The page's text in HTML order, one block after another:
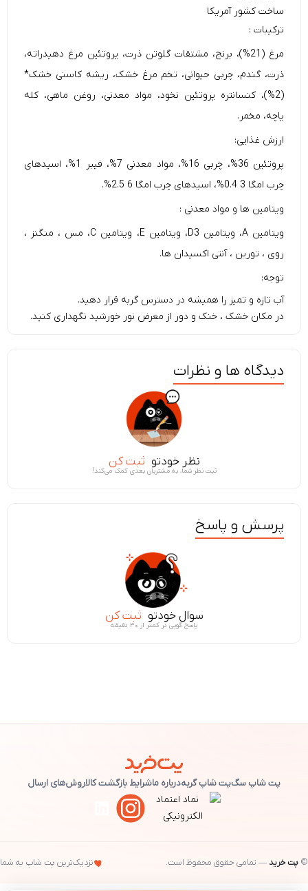
ساخت کشور آمریکا
ترکیبات :
مرغ (21%)، برنج، مشتقات گلوتن ذرت، پروتئین مرغ دهیدراته،
ذرت، گندم، چربی حیوانی، تخم مرغ خشک، ریشه کاسنی خشک*
(2%)، کنسانتره پروتئین نخود، مواد معدنی، روغن ماهی، کله
پاچه، مخمر.
ارزش غذایی:
پروتئین 36%، چربی 16%، مواد معدنی 7%، فیبر 1%، اسیدهای
چرب امگا 3 0.4%، اسیدهای چرب امگا 6 2.5%.
ویتامین ها و مواد معدنی :
ویتامین A، ویتامین D3، ویتامین E، ویتامین C، مس ، منگنز ،
روی ، تورین ، آنتی اکسیدان ها.
توجه:
آب تازه و تمیز را همیشه در دسترس گربه قرار دهید.
در مکان خشک ، خنک و دور از معرض نور خورشید نگهداری کنید.
دیدگاه ها و نظرات
نظر خودتو ثبت کن
ثبت نظر شما، به مشتریان بعدی کمک می‌کند!
پرسش و پاسخ
سوال خودتو ثبت کن
پاسخ گویی در کمتر از ۳۰ دقیقه
پت شاپ سگپت شاپ گربهدرباره ماشرایط بازگشت کالاروش‌های ارسال
© پت خرید— تمامی حقوق محفوظ است. نزدیک‌ترین پت شاپ به شما